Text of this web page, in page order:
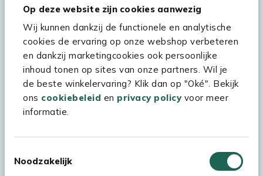
Op deze website zijn cookies aanwezig
Wij kunnen dankzij de functionele en analytische
cookies de ervaring op onze webshop verbeteren
en dankzij marketingcookies ook persoonlijke
inhoud tonen op sites van onze partners. Wil je
de beste winkelervaring? Klik dan op "Oké". Bekijk
ons cookiebeleid en privacy policyvoor meer
informatie.
Noodzakelijk
Hulp & service
Assortiment
Kees Smit Tuinmeubelen
Experience Stores XXL